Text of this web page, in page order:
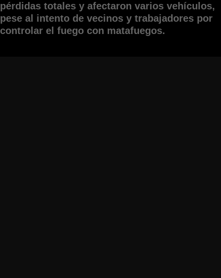
pérdidas totales y afectaron varios vehículos,
pese al intento de vecinos y trabajadores por
controlar el fuego con matafuegos.